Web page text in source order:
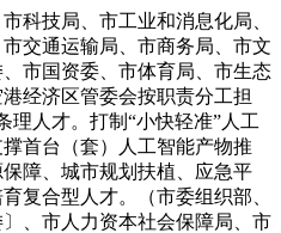
技局、市工业和消息化局、
交通运输局、市商务局、市文
市国资委、市体育局、市生态
经济区管委会按职责分工担
理人才。打制“小快轻准”人工
首台（套）人工智能产物推
障、城市规划扶植、应急平
复合型人才。（市委组织部、
、市人力资本社会保障局、市